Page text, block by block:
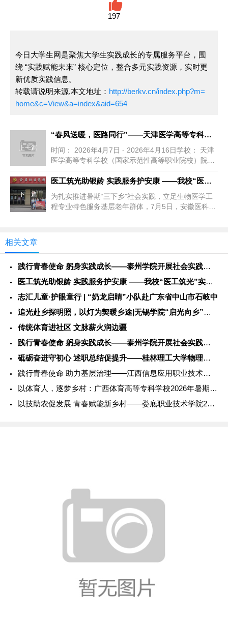
197
今日大学生网是聚焦大学生实践成长的专属服务平台，围
绕 “实践赋能未来” 核心定位，整合多元实践资源，实时更
新优质实践信息。
转载请说明来源,本文地址： http://berkv.cn/index.php?m=
home&c=View&a=index&aid=654
上一篇
“春风送暖，医路同行”——天津医学高等专科学校2026年春季
时间： 2026年4月7日 - 2026年4月16日学校： 天津
医学高等专科学校（国家示范性高等职业院校）院系/
下一篇
医工筑光助银龄 实践服务护安康 ——我校“医工筑光”实践团开
为扎实推进暑期“三下乡”社会实践，立足生物医学工
程专业特色服务基层老年群体，7月5日，安徽医科大
相关文章
践行青春使命 躬身实践成长——泰州学院开展社会实践服务活动
医工筑光助银龄 实践服务护安康 ——我校“医工筑光”实践团开
志汇儿童·护眼童行 | “奶龙启睛”小队赴广东省中山市石岐中
追光赴乡探明照，以灯为契暖乡途|无锡学院“启光向乡”社会实践
传统体育进社区 文脉薪火润边疆
践行青春使命 躬身实践成长——泰州学院开展社会实践服务活动
砥砺奋进守初心 述职总结促提升——桂林理工大学物理与电子信息
践行青春使命 助力基层治理——江西信息应用职业技术学院202
以体育人，逐梦乡村：广西体育高等专科学校2026年暑期社会实
以技助农促发展 青春赋能新乡村——娄底职业技术学院2026年